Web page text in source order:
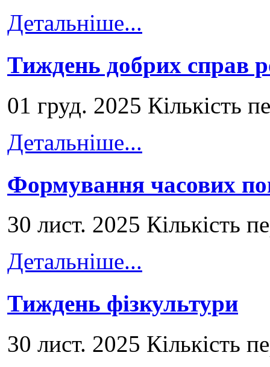
Детальніше...
Тиждень добрих справ
01 груд. 2025 Кількість
Детальніше...
Формування часових
30 лист. 2025 Кількість
Детальніше...
Тиждень фізкультури
30 лист. 2025 Кількість